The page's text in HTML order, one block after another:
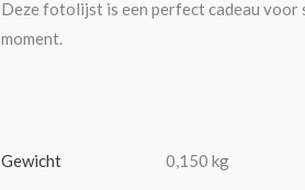
Deze fotolijst is een perfect cadeau voor
moment.
Gewicht 0,150 kg